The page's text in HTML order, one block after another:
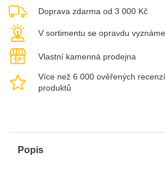
Doprava zdarma od 3 000 Kč
V sortimentu se opravdu
Vlastní kamenná prodejna
Více než 6 000 ověřených
produktů
Popis